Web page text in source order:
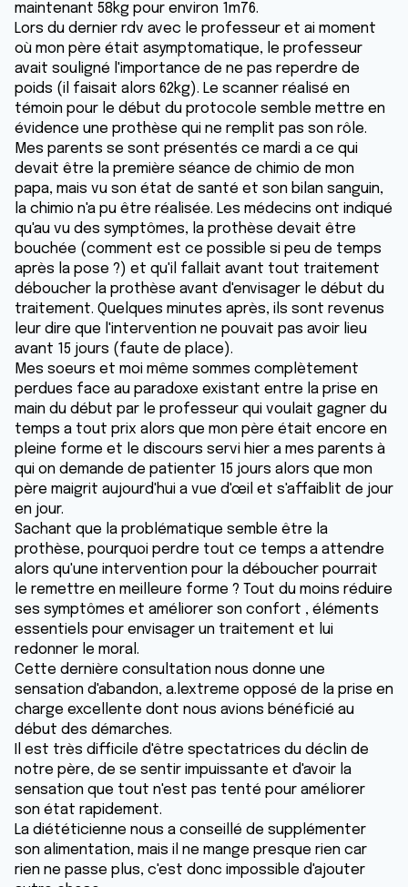
maintenant 58kg pour environ 1m76.
Lors du dernier rdv avec le professeur et ai moment
où mon père était asymptomatique, le professeur
avait souligné l'importance de ne pas reperdre de
poids (il faisait alors 62kg). Le scanner réalisé en
témoin pour le début du protocole semble mettre en
évidence une prothèse qui ne remplit pas son rôle.
Mes parents se sont présentés ce mardi a ce qui
devait être la première séance de chimio de mon
papa, mais vu son état de santé et son bilan sanguin,
la chimio n'a pu être réalisée. Les médecins ont indiqué
qu'au vu des symptômes, la prothèse devait être
bouchée (comment est ce possible si peu de temps
après la pose ?) et qu'il fallait avant tout traitement
déboucher la prothèse avant d'envisager le début du
traitement. Quelques minutes après, ils sont revenus
leur dire que l'intervention ne pouvait pas avoir lieu
avant 15 jours (faute de place).
Mes soeurs et moi même sommes complètement
perdues face au paradoxe existant entre la prise en
main du début par le professeur qui voulait gagner du
temps a tout prix alors que mon père était encore en
pleine forme et le discours servi hier a mes parents à
qui on demande de patienter 15 jours alors que mon
père maigrit aujourd'hui a vue d'œil et s'affaiblit de jour
en jour.
Sachant que la problématique semble être la
prothèse, pourquoi perdre tout ce temps a attendre
alors qu'une intervention pour la déboucher pourrait
le remettre en meilleure forme ? Tout du moins réduire
ses symptômes et améliorer son confort , éléments
essentiels pour envisager un traitement et lui
redonner le moral.
Cette dernière consultation nous donne une
sensation d'abandon, a.lextreme opposé de la prise en
charge excellente dont nous avions bénéficié au
début des démarches.
Il est très difficile d'être spectatrices du déclin de
notre père, de se sentir impuissante et d'avoir la
sensation que tout n'est pas tenté pour améliorer
son état rapidement.
La diététicienne nous a conseillé de supplémenter
son alimentation, mais il ne mange presque rien car
rien ne passe plus, c'est donc impossible d'ajouter